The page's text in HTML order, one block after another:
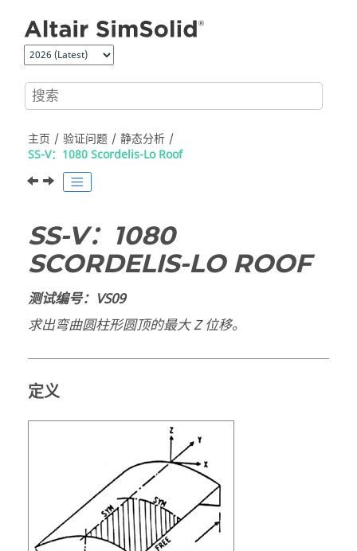
主页 验证问题
静态分析
SS-V：1080 Scordelis-Lo Roof
SS-V：1080
SCORDELIS-LO ROOF
测试编号：VS09
求出弯曲圆柱形圆顶的最大 Z 位移。
定义